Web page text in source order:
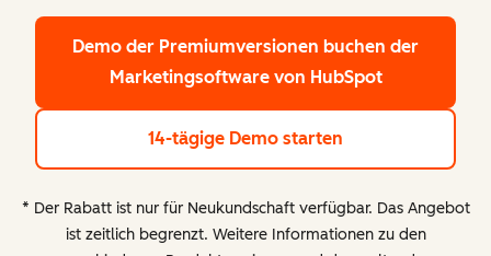
Demo der Premiumversionen buchen der
Marketingsoftware von HubSpot
14-tägige Demo starten
* Der Rabatt ist nur für Neukundschaft verfügbar. Das Angebot
ist zeitlich begrenzt. Weitere Informationen zu den